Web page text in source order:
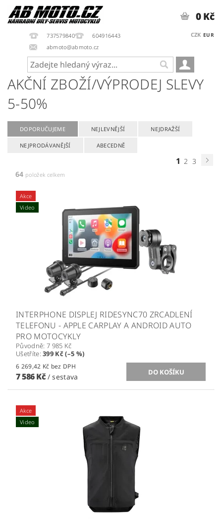
737579840
604916443
abmoto@abmoto.cz
CZK EUR
0 Kč
AKČNÍ ZBOŽÍ/VÝPRODEJ SLEVY
5-50%
DOPORUČUJEME NEJLEVNĚJŠÍ NEJDRAŽŠÍ
NEJPRODÁVANĚJŠÍ ABECEDNĚ
1 2 3
64 položek celkem
Akce
Video
INTERPHONE DISPLEJ RIDESYNC70 ZRCADLENÍ
TELEFONU - APPLE CARPLAY A ANDROID AUTO
PRO MOTOCYKLY
Původně: 7 985 Kč
Ušetříte:399 Kč (–5 %)
6 269,42 Kč bez DPH
7 586 Kč / sestava
Akce
Video